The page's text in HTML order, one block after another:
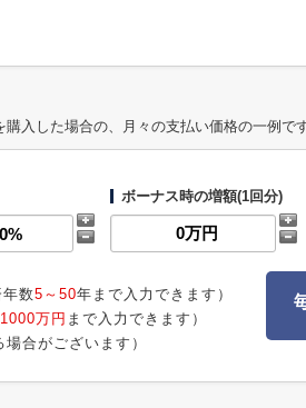
購入した場合の、月々の支払い価格の一例で
ボーナス時の増額(1回分)
数5～50年まで入力できます）
1000万円 まで入力できます）
合がございます）